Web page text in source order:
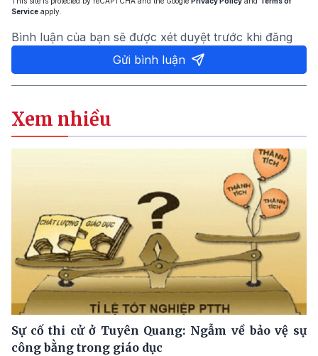
Service apply.
Bình luận của bạn sẽ được xét duyệt trước khi đăng
Gửi bình luận
Xem nhiều
Sự cố thi cử ở Tuyên Quang: Ngẫm về bảo vệ sự
công bằng trong giáo dục